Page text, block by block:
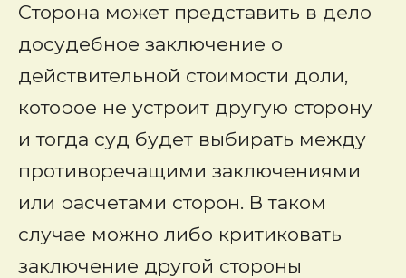
Сторона может представить в дело
досудебное заключение о
действительной стоимости доли,
которое не устроит другую сторону
и тогда суд будет выбирать между
противоречащими заключениями
или расчетами сторон. В таком
случае можно либо критиковать
заключение другой стороны